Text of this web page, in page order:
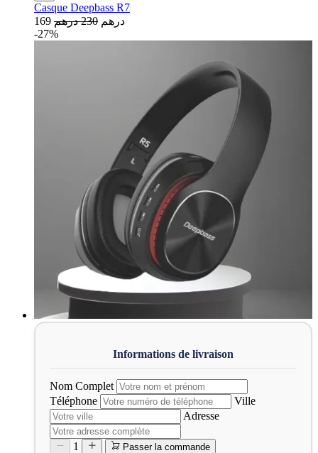
Casque Deepbass R7
169 درهم 230 درهم
-27%
Nom Complet
Téléphone
Ville
Adresse
1 Passer la commande